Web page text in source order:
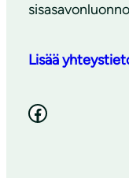
Lisää
Facebook